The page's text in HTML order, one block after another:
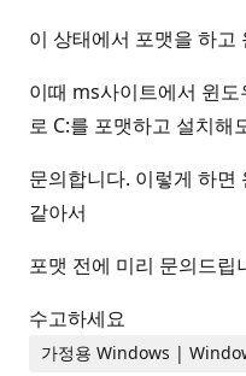
이 상태에서 포맷을 하고
이때 ms사이트에서 윈
로 C:를 포맷하고 설치해
문의합니다. 이렇게 하면
같아서
포맷 전에 미리 문의드립
수고하세요
가정용 Windows |